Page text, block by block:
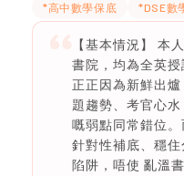
*高中數學保底 *DSE數
【基本情況】 本
書院，均為全英
正正因為新鮮出
題趨勢、考官心
嘅弱點同常錯位
針對性補底、穩
陷阱，唔使 亂溫